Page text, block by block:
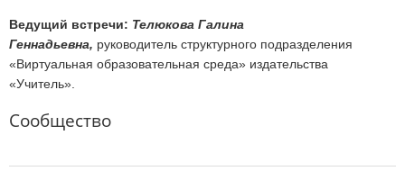
Ведущий встречи: Телюкова Галина
Геннадьевна, руководитель структурного подразделения
«Виртуальная образовательная среда» издательства
«Учитель».
Сообщество